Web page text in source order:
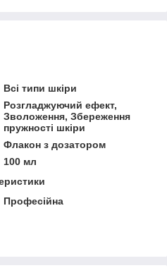
Всі типи шкіри
Розгладжуючий ефект,
Зволоження, Збереження
пружності шкіри
Флакон з дозатором
100 мл
Професійна